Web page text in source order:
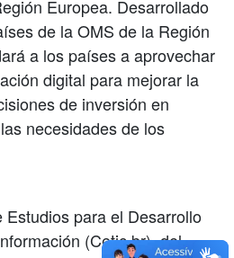
Europea. Desarrollado
de la OMS de la Región
a los países a aprovechar
digital para mejorar la
de inversión en
necesidades de los
para el Desarrollo
(Cetic.br), del